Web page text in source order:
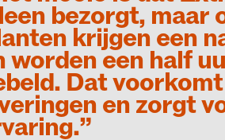
bezorgt, maar
krijgen een
worden een half
Dat
en zorgt